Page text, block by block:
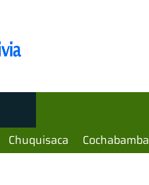
Chuquisaca Cochabamba